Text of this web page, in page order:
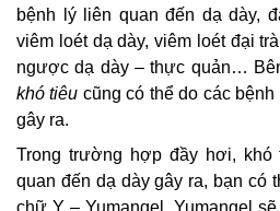
bệnh lý liên quan đến dạ dày,
viêm loét dạ dày, viêm loét đại
ngược dạ dày – thực quản…
khó tiêu cũng có thể do các
gây ra.
Trong trường hợp đầy hơi, khó
quan đến dạ dày gây ra, bạn có
chữ Y – Yumangel.Yumangel